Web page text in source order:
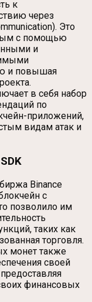
к
через
Это
с помощью
и
и повышая
в себя набор
по
приложений,
видам атак и
Binance
с
позволило им
таких как
торговля.
монет также
своей
финансовых